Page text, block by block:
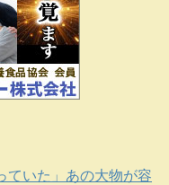
ていた」あの大物が容